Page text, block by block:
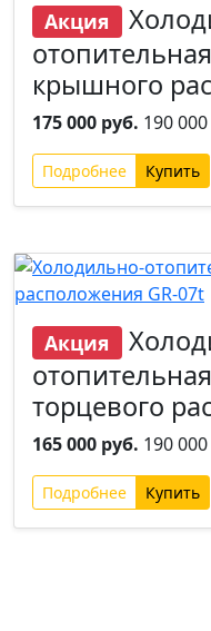
Акция
крышного
175 000 руб. 190
Подробнее
Акция
торцевого
165 000 руб. 190
Подробнее